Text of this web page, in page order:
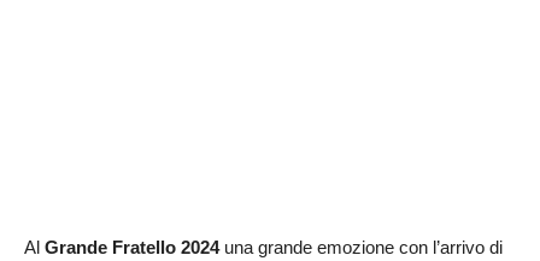
Al Grande Fratello 2024una grande emozione con l’arrivo di